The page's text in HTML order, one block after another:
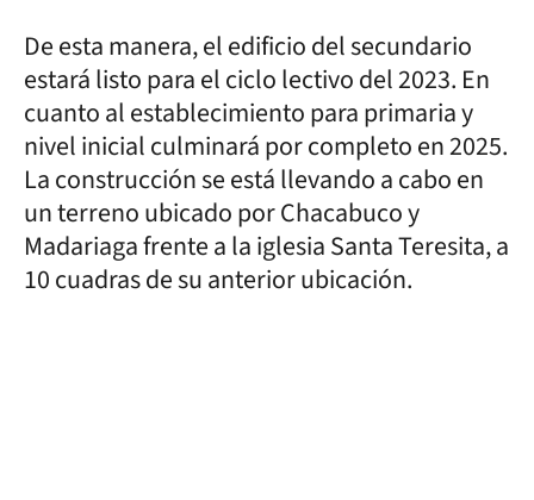
De esta manera, el edificio del secundario
estará listo para el ciclo lectivo del 2023. En
cuanto al establecimiento para primaria y
nivel inicial culminará por completo en 2025.
La construcción se está llevando a cabo en
un terreno ubicado por Chacabuco y
Madariaga frente a la iglesia Santa Teresita, a
10 cuadras de su anterior ubicación.